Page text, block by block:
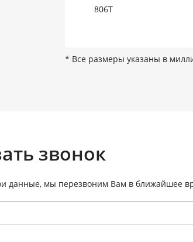
806T
* Все размеры указаны в
звонок
данные, мы перезвоним Вам в ближайшее